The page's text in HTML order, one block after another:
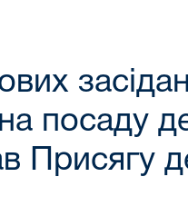
посаду
Присягу